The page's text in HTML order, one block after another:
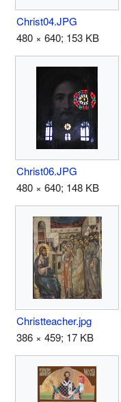
Christ04.JPG
480 × 640; 153 KB
Christ06.JPG
480 × 640; 148 KB
Christteacher.jpg
386 × 459; 17 KB